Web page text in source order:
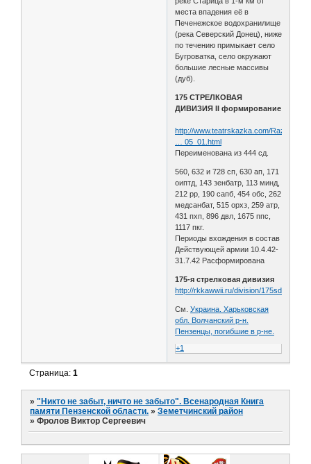
места впадения её в
Печенежское водохранилище
(река Северский Донец), ниже
по течению примыкает село
Бугроватка, село окружают
большие лесные массивы
(дуб).
175 СТРЕЛКОВАЯ
ДИВИЗИЯ II формирование
http://www.teatrskazka.com/Raznoe/
… 05_01.html
Переименована из 444 сд.
560, 632 и 728 сп, 630 ап, 171
оиптд, 143 зенбатр, 113 минд,
212 рр, 190 сапб, 454 обс, 262
медсанбат, 515 орхз, 259 атр,
431 пхп, 896 двл, 1675 ппс,
1117 пкг.
Периоды вхождения в состав
Действующей армии 10.4.42-
31.7.42 Расформирована
175-я стрелковая дивизия
http://rkkawwii.ru/division/175sdf2
См.Украина. Харьковская
обл. Волчанский р-н.
Пензенцы, погибшие в р-не.
+1
Страница:1
»"Никто не забыт, ничто не забыто". Всенародная Книга
памяти Пензенской области. »Земетчинский район
»Фролов Виктор Сергеевич